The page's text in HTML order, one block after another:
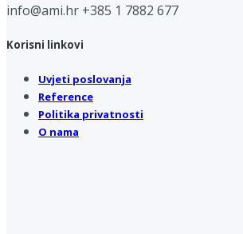
info@ami.hr +385 1 7882 677
Korisni linkovi
Uvjeti poslovanja
Reference
Politika privatnosti
O nama